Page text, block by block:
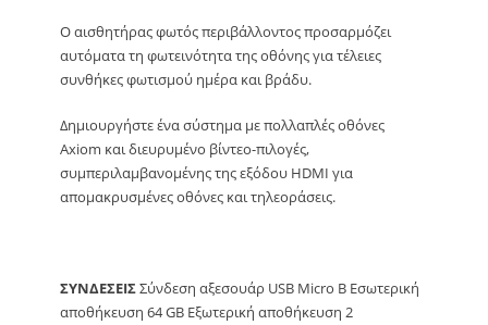
Ο αισθητήρας φωτός περιβάλλοντος προσαρμόζει
αυτόματα τη φωτεινότητα της οθόνης για τέλειες
συνθήκες φωτισμού ημέρα και βράδυ.
Δημιουργήστε ένα σύστημα με πολλαπλές οθόνες
Axiom και διευρυμένο βίντεο-πιλογές,
συμπεριλαμβανομένης της εξόδου HDMI για
απομακρυσμένες οθόνες και τηλεοράσεις.
ΣΥΝΔΕΣΕΙΣΣύνδεση αξεσουάρ USB Micro B Εσωτερική
αποθήκευση 64 GB Εξωτερική αποθήκευση 2